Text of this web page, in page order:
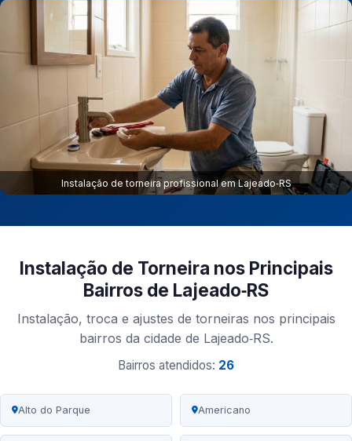
Instalação de torneira profissional em Lajeado‑RS
Instalação de Torneira nos Principais
Bairros de Lajeado‑RS
Instalação, troca e ajustes de torneiras nos principais
bairros da cidade de Lajeado‑RS.
Bairros atendidos: 26
Alto do Parque Americano